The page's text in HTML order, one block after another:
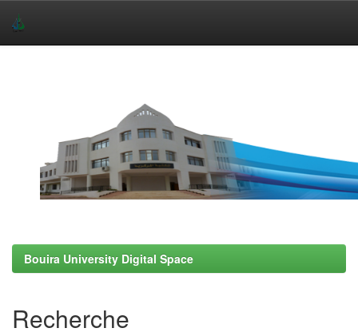
Bouira University Digital Space
Recherche